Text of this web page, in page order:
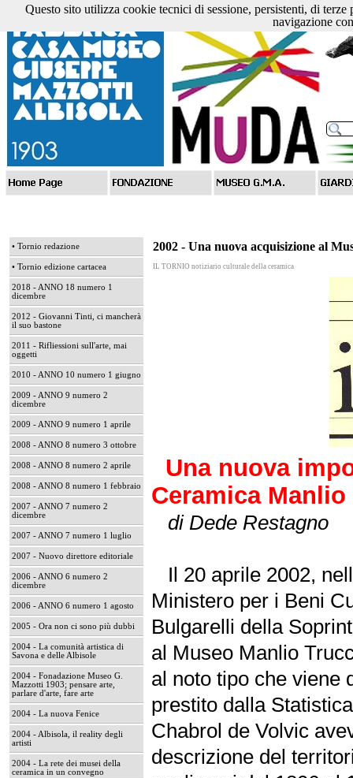
• Tornio redazione
• Tornio edizione cartacea
2018 - ANNO 18 numero 1
dicembre
2012 - Giovanni Tinti, ci mancherà
il suo bastone
2011 - Rifliessioni sull'arte, mai
oggetti
2010 - ANNO 10 numero 1 giugno
2009 - ANNO 9 numero 2
dicembre
2009 - ANNO 9 numero 1 aprile
2008 - ANNO 8 numero 3 ottobre
2008 - ANNO 8 numero 2 aprile
2008 - ANNO 8 numero 1 febbraio
2007 - ANNO 7 numero 2
dicembre
2007 - ANNO 7 numero 1 luglio
2007 - Nuovo direttore editoriale
2006 - ANNO 6 numero 2
dicembre
2006 - ANNO 6 numero 1 agosto
2005 - Ora non ci sono più dubbi
2004 - La comunità artistica di
Savona e delle Albisole
2004 - Fonadazione Museo G.
Mazzotti 1903; pensare arte,
parlare d'arte, fare arte
2004 - La nuova Fenice
2004 - Albisola, il reality degli
artisti
2004 - La rete dei musei della
ceramica in un convegno
2002 - Una nuova acquisizione al
IL TORNIO notiziario culturale della ceramica
Una nuova
Ceramica
di Dede Restagno
Il 20 aprile 2002,
Ministero per i Beni
Bulgarelli della
al Museo Manlio
al noto tipo che viene
prestito dalla
Chabrol de Volvic
descrizione del
Questo sito utilizza cookie tecnici di sessione, persistenti, di
navigazione